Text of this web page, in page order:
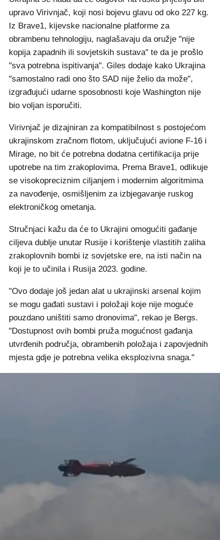
upravo Virivnjač, koji nosi bojevu glavu od oko 227 kg.
Iz Brave1, kijevske nacionalne platforme za
obrambenu tehnologiju, naglašavaju da oružje "nije
kopija zapadnih ili sovjetskih sustava" te da je prošlo
"sva potrebna ispitivanja". Giles dodaje kako Ukrajina
"samostalno radi ono što SAD nije želio da može",
izgrađujući udarne sposobnosti koje Washington nije
bio voljan isporučiti.
Virivnjač je dizajniran za kompatibilnost s postojećom
ukrajinskom zračnom flotom, uključujući avione F-16 i
Mirage, no bit će potrebna dodatna certifikacija prije
upotrebe na tim zrakoplovima. Prema Brave1, odlikuje
se visokopreciznim ciljanjem i modernim algoritmima
za navođenje, osmišljenim za izbjegavanje ruskog
elektroničkog ometanja.
Stručnjaci kažu da će to Ukrajini omogućiti gađanje
ciljeva dublje unutar Rusije i korištenje vlastitih zaliha
zrakoplovnih bombi iz sovjetske ere, na isti način na
koji je to učinila i Rusija 2023. godine.
"Ovo dodaje još jedan alat u ukrajinski arsenal kojim
se mogu gađati sustavi i položaji koje nije moguće
pouzdano uništiti samo dronovima", rekao je Bergs.
"Dostupnost ovih bombi pruža mogućnost gađanja
utvrđenih područja, obrambenih položaja i zapovjednih
mjesta gdje je potrebna velika eksplozivna snaga."